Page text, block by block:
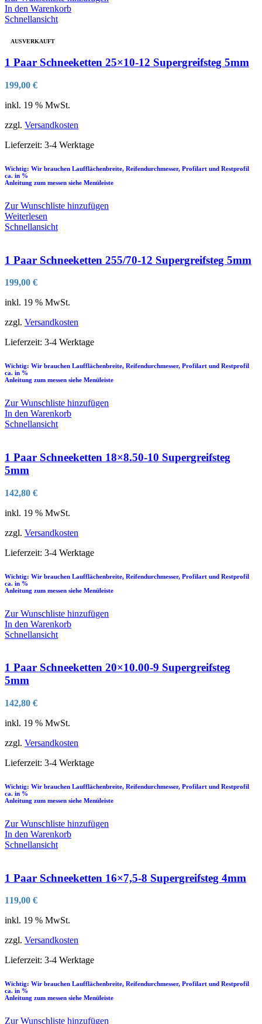
In den Warenkorb
Schnellansicht
AUSVERKAUFT
1 Paar Schneeketten 25×10-12 Supergreifsteg 5mm
199,00 €
inkl. 19 % MwSt.
zzgl. Versandkosten
Lieferzeit: 3-4 Werktage
Wichtig: Wir brauchen Laufflächenbreite, Reifendurchmesser, Profilart und Restprofil
ca. in %
Anleitung zum messen siehe Menüleiste
Zur Wunschliste hinzufügen
Weiterlesen
Schnellansicht
1 Paar Schneeketten 255/70-12 Supergreifsteg 5mm
199,00 €
inkl. 19 % MwSt.
zzgl. Versandkosten
Lieferzeit: 3-4 Werktage
Wichtig: Wir brauchen Laufflächenbreite, Reifendurchmesser, Profilart und Restprofil
ca. in %
Anleitung zum messen siehe Menüleiste
Zur Wunschliste hinzufügen
In den Warenkorb
Schnellansicht
1 Paar Schneeketten 18×8.50-10 Supergreifsteg
5mm
142,80 €
inkl. 19 % MwSt.
zzgl. Versandkosten
Lieferzeit: 3-4 Werktage
Wichtig: Wir brauchen Laufflächenbreite, Reifendurchmesser, Profilart und Restprofil
ca. in %
Anleitung zum messen siehe Menüleiste
Zur Wunschliste hinzufügen
In den Warenkorb
Schnellansicht
1 Paar Schneeketten 20×10.00-9 Supergreifsteg
5mm
142,80 €
inkl. 19 % MwSt.
zzgl. Versandkosten
Lieferzeit: 3-4 Werktage
Wichtig: Wir brauchen Laufflächenbreite, Reifendurchmesser, Profilart und Restprofil
ca. in %
Anleitung zum messen siehe Menüleiste
Zur Wunschliste hinzufügen
In den Warenkorb
Schnellansicht
1 Paar Schneeketten 16×7,5-8 Supergreifsteg 4mm
119,00 €
inkl. 19 % MwSt.
zzgl. Versandkosten
Lieferzeit: 3-4 Werktage
Wichtig: Wir brauchen Laufflächenbreite, Reifendurchmesser, Profilart und Restprofil
ca. in %
Anleitung zum messen siehe Menüleiste
Zur Wunschliste hinzufügen